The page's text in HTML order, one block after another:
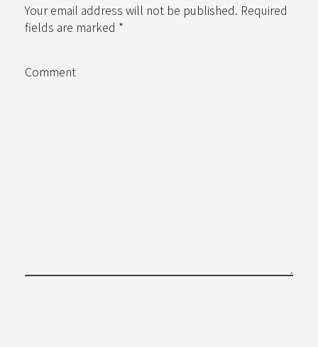
Your email address will not be published. Required
fields are marked *
Comment